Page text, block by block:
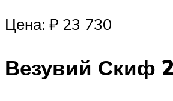
Цена: ₽ 23 730
Везувий Скиф